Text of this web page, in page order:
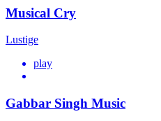
Musical Cry
Lustige
play
Gabbar Singh Music